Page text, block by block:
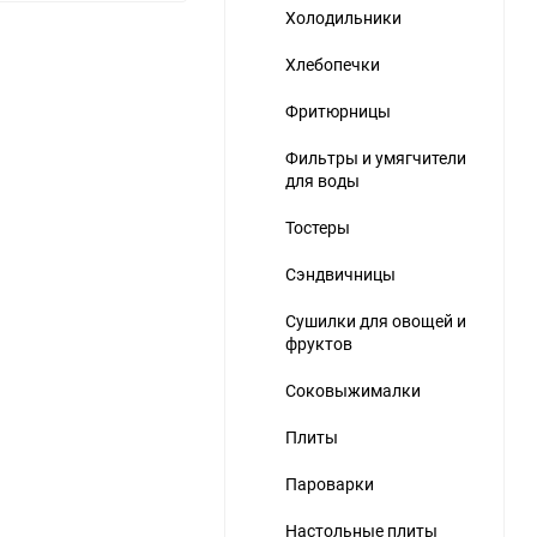
Холодильники
Хлебопечки
Фритюрницы
Фильтры и умягчители
для воды
Тостеры
Сэндвичницы
Сушилки для овощей и
фруктов
Соковыжималки
Плиты
Пароварки
Настольные плиты